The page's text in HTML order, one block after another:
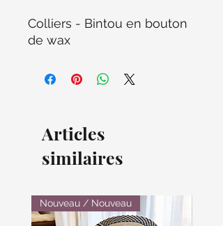
Colliers - Bintou en bouton
de wax
Articles
similaires
Nouveau / Nouveau